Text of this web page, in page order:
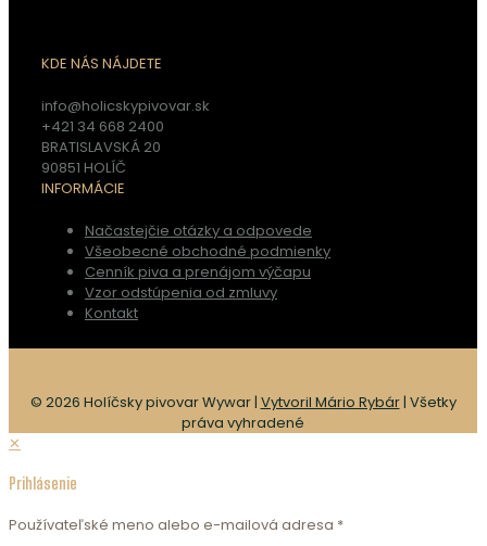
KDE NÁS NÁJDETE
info@holicskypivovar.sk
+421 34 668 2400
BRATISLAVSKÁ 20
90851 HOLÍČ
INFORMÁCIE
Načastejčie otázky a odpovede
Všeobecné obchodné podmienky
Cenník piva a prenájom výčapu
Vzor odstúpenia od zmluvy
Kontakt
© 2026 Holíčsky pivovar Wywar | Vytvoril Mário Rybár| Všetky
práva vyhradené
✕
Prihlásenie
Používateľské meno alebo e-mailová adresa *